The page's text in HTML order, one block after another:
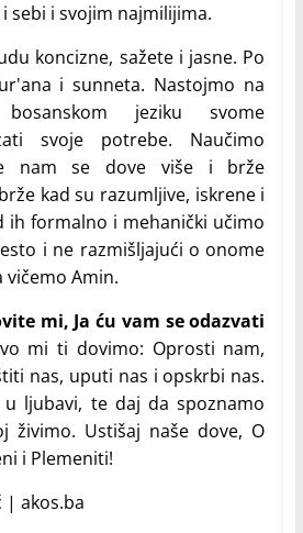
sebi i svojim najmilijima.
koncizne, sažete i jasne. Po
i sunneta. Nastojmo na
jeziku svome
svoje potrebe. Naučimo
nam se dove više i brže
kad su razumljive, iskrene i
ih formalno i mehanički učimo
i ne razmišljajući o onome
vičemo Amin.
mi, Ja ću vam se odazvati
mi ti dovimo: Oprosti nam,
nas, uputi nas i opskrbi nas.
u ljubavi, te daj da spoznamo
živimo. Ustišaj naše dove, O
i Plemeniti!
| akos.ba